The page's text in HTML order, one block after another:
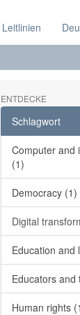
Leitlinien
ENTDECKE
Schlagwort
Computer and
(1)
Democracy (1)
Digital
Education and
Educators and
Human rights